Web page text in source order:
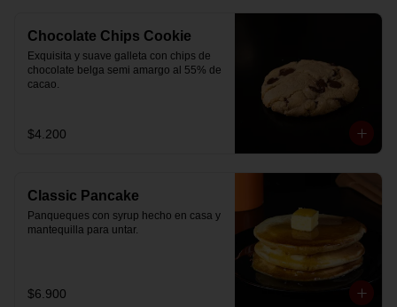
Chocolate Chips Cookie
Exquisita y suave galleta con chips de
chocolate belga semi amargo al 55% de
cacao.
$4.200
Classic Pancake
Panqueques con syrup hecho en casa y
mantequilla para untar.
$6.900